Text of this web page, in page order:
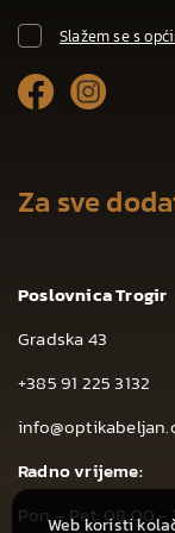
Slažem se s
Za sve
Poslovnica Trogir
Gradska 43
+385 91 225 3132
Radno vrijeme:
Pon – Pet: 08:00 -
Web koristi